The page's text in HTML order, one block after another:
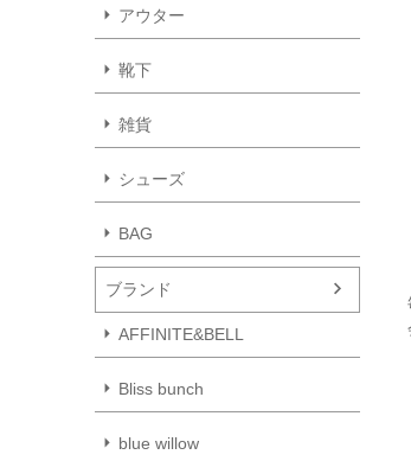
アウター
靴下
雑貨
シューズ
BAG
ブランド
AFFINITE&BELL
Bliss bunch
blue willow